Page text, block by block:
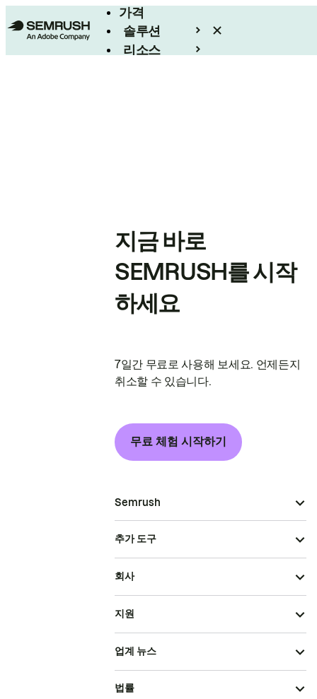
가격
솔루션
리소스
지금 바로
SEMRUSH를 시작
하세요
7일간 무료로 사용해 보세요. 언제든지
취소할 수 있습니다.
무료 체험 시작하기
Semrush
추가 도구
회사
지원
업계 뉴스
법률